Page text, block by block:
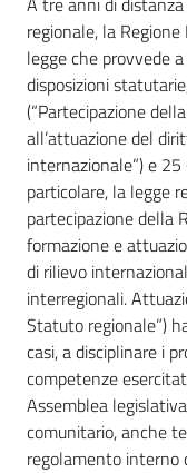
Per i cittadini
regionale, la
legge che provvede
disposizioni
(“Partecipazione
all’attuazione del
internazionale”) e 25
particolare, la legge
partecipazione della
formazione e
di rilievo
interregionali.
Statuto regionale”)
casi, a disciplinare i
competenze
Assemblea
comunitario, anche
regolamento interno